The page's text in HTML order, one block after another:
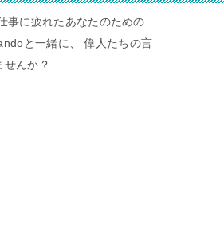
事に疲れたあなたのための
と一緒に、 偉人たちの言
んか？